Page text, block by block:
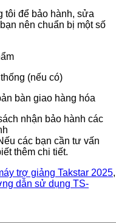
tôi để bảo hành, sửa
nên chuẩn bị một số
(nếu có)
bàn giao hàng hóa
nhận bảo hành các
các bạn cần tư vấn
thêm chi tiết.
trợ giảng Takstar 2025,
dẫn sử dụng TS-